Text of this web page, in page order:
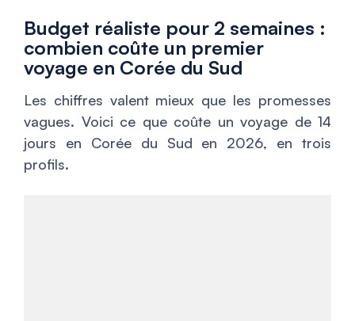
Budget réaliste pour 2 semaines :
combien coûte un premier
voyage en Corée du Sud
Les chiffres valent mieux que les promesses
vagues. Voici ce que coûte un voyage de 14
jours en Corée du Sud en 2026, en trois
profils.